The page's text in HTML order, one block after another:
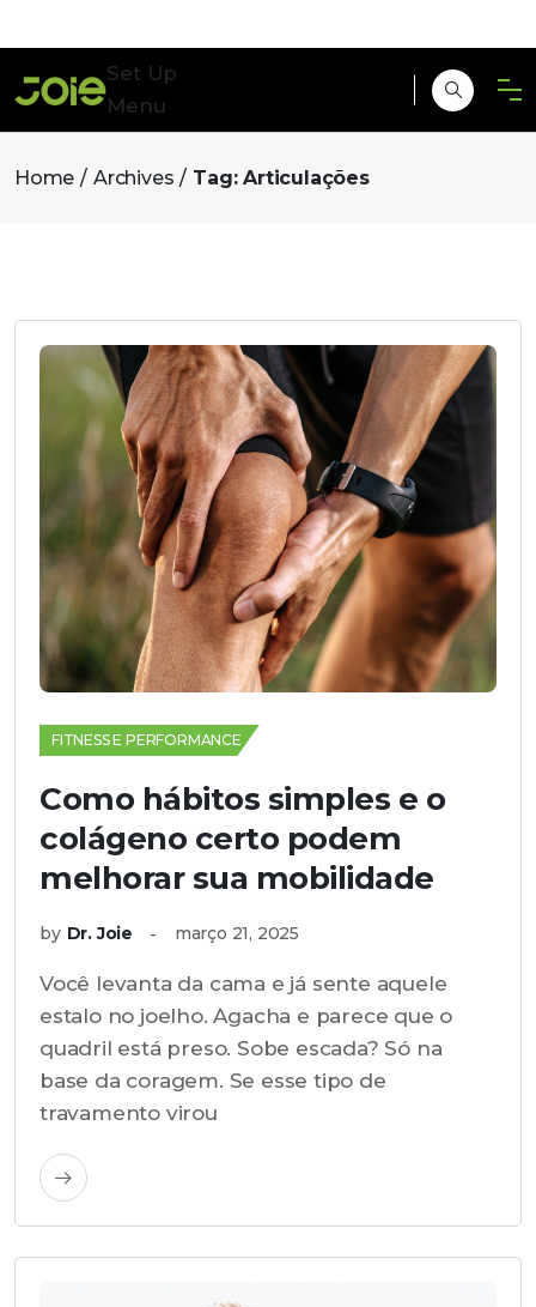
Set Up
Menu
Home Archives Tag:Articulações
FITNESS E PERFORMANCE
Como hábitos simples e o
colágeno certo podem
melhorar sua mobilidade
by Dr. Joie março 21, 2025
Você levanta da cama e já sente aquele
estalo no joelho. Agacha e parece que o
quadril está preso. Sobe escada? Só na
base da coragem. Se esse tipo de
travamento virou